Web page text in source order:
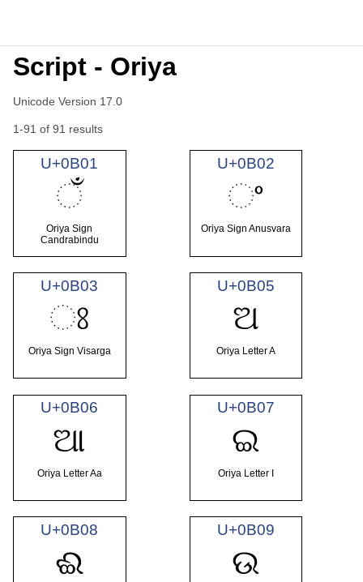
Script - Oriya
Unicode Version 17.0
1-91 of 91 results
U+0B01
ଁ
Oriya Sign
Candrabindu
U+0B02
ଂ
Oriya Sign Anusvara
U+0B03
ଃ
Oriya Sign Visarga
U+0B05
ଅ
Oriya Letter A
U+0B06
ଆ
Oriya Letter Aa
U+0B07
ଇ
Oriya Letter I
U+0B08
ଈ
U+0B09
ଉ